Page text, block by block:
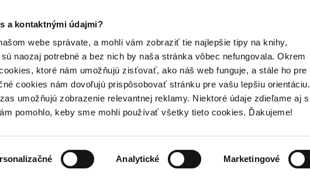
a kontaktnými údajmi?
webe správate, a mohli vám zobraziť tie najlepšie tipy na knihy,
naozaj potrebné a bez nich by naša stránka vôbec nefungovala. Okrem
ktoré nám umožňujú zisťovať, ako náš web funguje, a stále ho pre
cookies nám dovoľujú prispôsobovať stránku pre vašu lepšiu orientáciu.
umožňujú zobrazenie relevantnej reklamy. Niektoré údaje zdieľame aj s
pomohlo, keby sme mohli používať všetky tieto cookies. Ďakujeme!
Analytické Marketingové